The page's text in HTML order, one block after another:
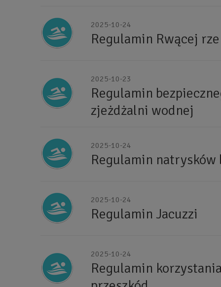
2025-10-24
Regulamin Rwącej
2025-10-23
Regulamin
zjeżdżalni wodnej
2025-10-24
Regulamin natrysków
2025-10-24
Regulamin Jacuzzi
2025-10-24
Regulamin